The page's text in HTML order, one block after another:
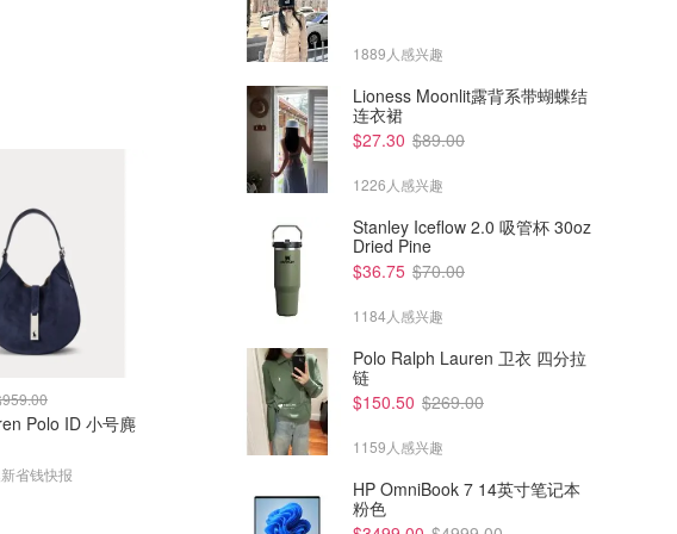
号麂
省钱快报
$799.00
Ralph Lauren Polo ID 格纹羊
毛迷你链条包
$699.00
你斜挎包
1889人感兴趣
Lioness Moonlit露背系带蝴蝶结
连衣裙
$27.30 $89.00
1226人感兴趣
Stanley Iceflow 2.0 吸管杯 30oz
Dried Pine
$36.75 $70.00
1184人感兴趣
Polo Ralph Lauren 卫衣 四分拉
链
$150.50 $269.00
1159人感兴趣
HP OmniBook 7 14英寸笔记本
粉色